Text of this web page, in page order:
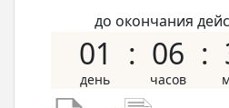
до окончания
01 06